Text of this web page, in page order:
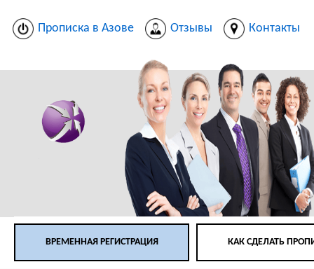
Прописка в Азове Отзывы Контакты
ВРЕМЕННАЯ РЕГИСТРАЦИЯ КАК СДЕЛАТЬ